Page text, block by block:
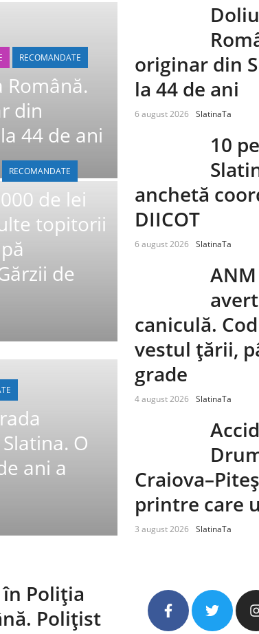
RECOMANDATE
Română.
din
44 de ani
RECOMANDATE
de lei
topitorii
de
O
ani a
Poliția
Polițist
originar din
la 44 de ani
6 august 2026 SlatinaTa
10
anchetă
DIICOT
6 august 2026 SlatinaTa
caniculă.
vestul țării,
grade
4 august 2026 SlatinaTa
printre care
3 august 2026 SlatinaTa